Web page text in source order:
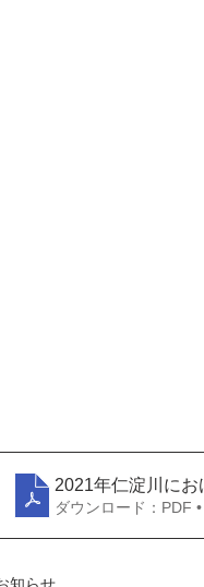
2021年仁淀川に
ダウンロード：PDF